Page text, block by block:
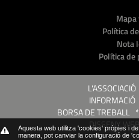
Aquesta web utilitza 'cookies' pròpies i
manera, pot canviar la configuració de
Mapa
Política
Nota
Política
L'ASSOCIACIÓ
INFORMACIÓ
BORSA DE TREBALL*
DISSENY